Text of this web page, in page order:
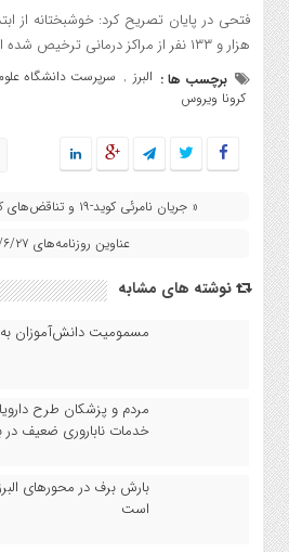
هزار و ۱۳۳ نفر از مراکز درمانی ترخیص شده اند.
برچسب ها : البرز , سرپرست دانشگاه
کرونا ویروس
« جریان نامرئی کوید-۱۹ و تناقض‌های کمدی ـ تراژدی در شهرها
عناوین روزنامه‌های ۱۳۹۹/۶/۲۷ »
نوشته های مشابه
مسمومیت دانش‌آموزان به
مردم و پزشکان طرح
خدمات ناباروری ضعیف در
بارش برف در محورهای
است